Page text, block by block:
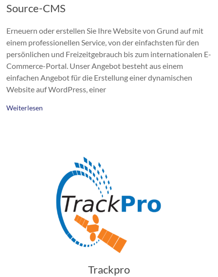
Source-CMS
Erneuern oder erstellen Sie Ihre Website von Grund auf mit
einem professionellen Service, von der einfachsten für den
persönlichen und Freizeitgebrauch bis zum internationalen E-
Commerce-Portal. Unser Angebot besteht aus einem
einfachen Angebot für die Erstellung einer dynamischen
Website auf WordPress, einer
Weiterlesen
Trackpro